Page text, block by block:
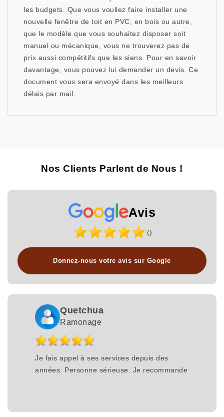
les budgets. Que vous vouliez faire installer une
nouvelle fenêtre de toit en PVC, en bois ou autre,
que le modèle que vous souhaitez disposer soit
manuel ou mécanique, vous ne trouverez pas de
prix aussi compétitifs que les siens. Pour en savoir
davantage, vous pouvez lui demander un devis. Ce
document vous sera envoyé dans les meilleurs
délais par mail.
Nos Clients Parlent de Nous !
Avis
()
Donnez-nous votre avis sur Google
Quetchua
Ramonage
Je fais appel à ses services depuis des
années. Personne sérieuse. Je recommande